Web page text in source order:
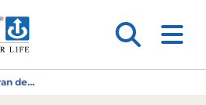
de...